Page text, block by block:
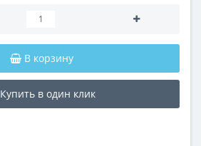
В корзину
Купить в один клик